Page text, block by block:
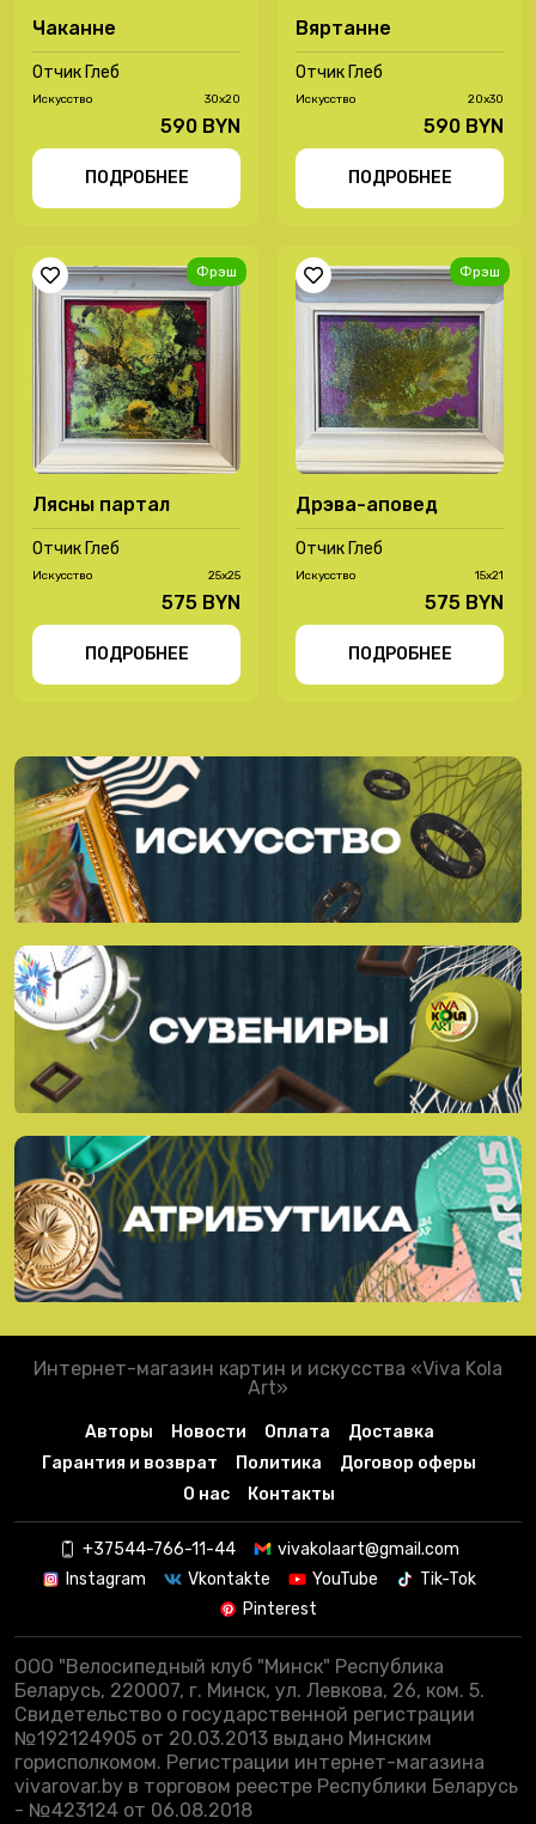
Чаканне
Отчик Глеб
Иcкусство 30х20
590 BYN
ПОДРОБНЕЕ
Вяртанне
Отчик Глеб
Иcкусство 20х30
590 BYN
ПОДРОБНЕЕ
Фрэш
Лясны партал
Отчик Глеб
Иcкусство 25х25
575 BYN
ПОДРОБНЕЕ
Фрэш
Дрэва-аповед
Отчик Глеб
Иcкусство 15х21
575 BYN
ПОДРОБНЕЕ
Интернет-магазин картин и искусства «Viva Kola
Art»
Авторы Новости Оплата
Доставка
Гарантия и возврат
Политика
Договор оферы
О нас
Контакты
+37544-766-11-44
vivakolaart@gmail.com
Instagram
Vkontakte YouTube
Tik-Tok
Pinterest
ООО "Велосипедный клуб "Минск" Республика
Беларусь, 220007, г. Минск, ул. Левкова, 26, ком. 5.
Свидетельство о государственной регистрации
№192124905 от 20.03.2013 выдано Минским
горисполкомом. Регистрации интернет-магазина
vivarovar.by в торговом реестре Республики Беларусь
- №423124 от 06.08.2018